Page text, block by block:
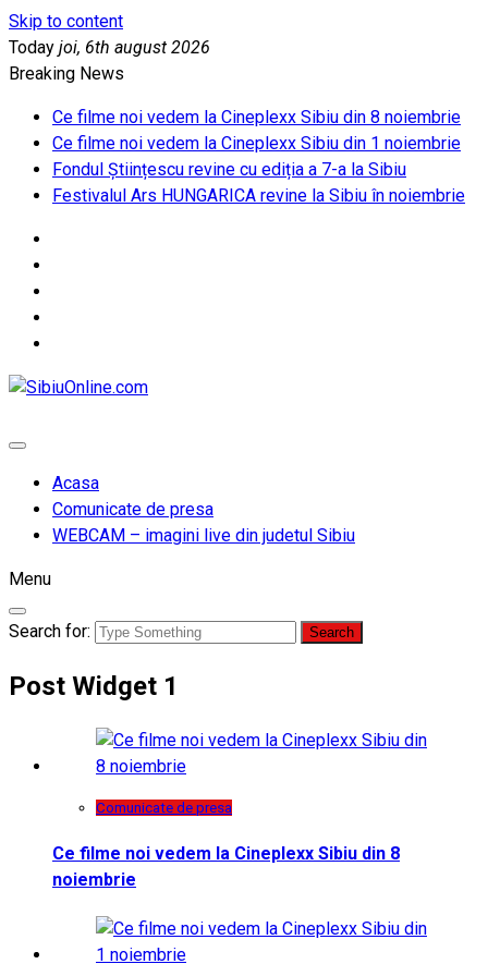
Skip to content
Today joi, 6th august 2026
Breaking News
Ce filme noi vedem la Cineplexx Sibiu din 8 noiembrie
Ce filme noi vedem la Cineplexx Sibiu din 1 noiembrie
Fondul Științescu revine cu ediția a 7-a la Sibiu
Festivalul Ars HUNGARICA revine la Sibiu în noiembrie
Acasa
Comunicate de presa
WEBCAM – imagini live din judetul Sibiu
Menu
Search for:
Post Widget 1
Comunicate de presa
Ce filme noi vedem la Cineplexx Sibiu din 8
noiembrie